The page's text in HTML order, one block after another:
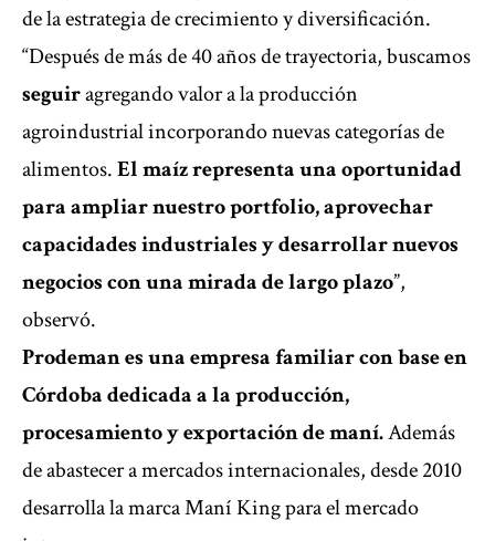
de la estrategia de crecimiento y diversificación.
“Después de más de 40 años de trayectoria, buscamos
seguiragregando valor a la producción
agroindustrial incorporando nuevas categorías de
alimentos.El maíz representa una oportunidad
para ampliar nuestro portfolio, aprovechar
capacidades industriales y desarrollar nuevos
negocios con una mirada de largo plazo”,
observó.
Prodeman es una empresa familiar con base en
Córdoba dedicada a la producción,
procesamiento y exportación de maní.Además
de abastecer a mercados internacionales, desde 2010
desarrolla la marca Maní King para el mercado